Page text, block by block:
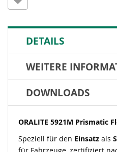
DETAILS
WEITERE
DOWNLOADS
ORALITE 5921M Prismatic
Speziell für den Einsatz als